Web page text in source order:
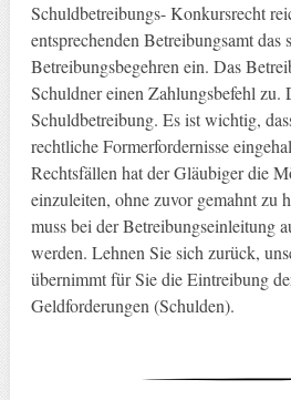
Schuldbetreibungs- Konkursrecht
entsprechenden Betreibungsamt das
Betreibungsbegehren ein. Das
Schuldner einen Zahlungsbefehl zu.
Schuldbetreibung. Es ist wichtig,
rechtliche Formerfordernisse
Rechtsfällen hat der Gläubiger die
einzuleiten, ohne zuvor gemahnt zu
muss bei der Betreibungseinleitung
werden. Lehnen Sie sich zurück,
übernimmt für Sie die Eintreibung
Geldforderungen (Schulden).